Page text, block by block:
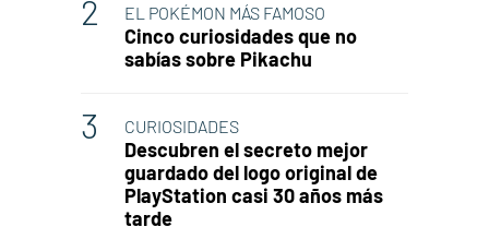
EL POKÉMON MÁS FAMOSO
Cinco curiosidades que no
sabías sobre Pikachu
CURIOSIDADES
Descubren el secreto mejor
guardado del logo original de
PlayStation casi 30 años más
tarde